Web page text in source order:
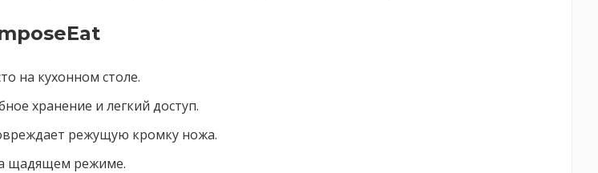
на кухонном столе.
хранение и легкий доступ.
режущую кромку ножа.
щадящем режиме.